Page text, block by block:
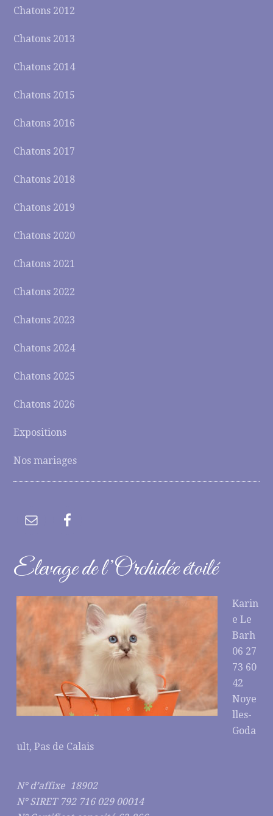
Chatons 2012
Chatons 2013
Chatons 2014
Chatons 2015
Chatons 2016
Chatons 2017
Chatons 2018
Chatons 2019
Chatons 2020
Chatons 2021
Chatons 2022
Chatons 2023
Chatons 2024
Chatons 2025
Chatons 2026
Expositions
Nos mariages
Elevage de l’Orchidée étoilé
Karin
e Le
Barh
06 27
73 60
42
Noye
lles-
Goda
ult, Pas de Calais
N° d’affixe 18902
N° SIRET 792 716 029 00014